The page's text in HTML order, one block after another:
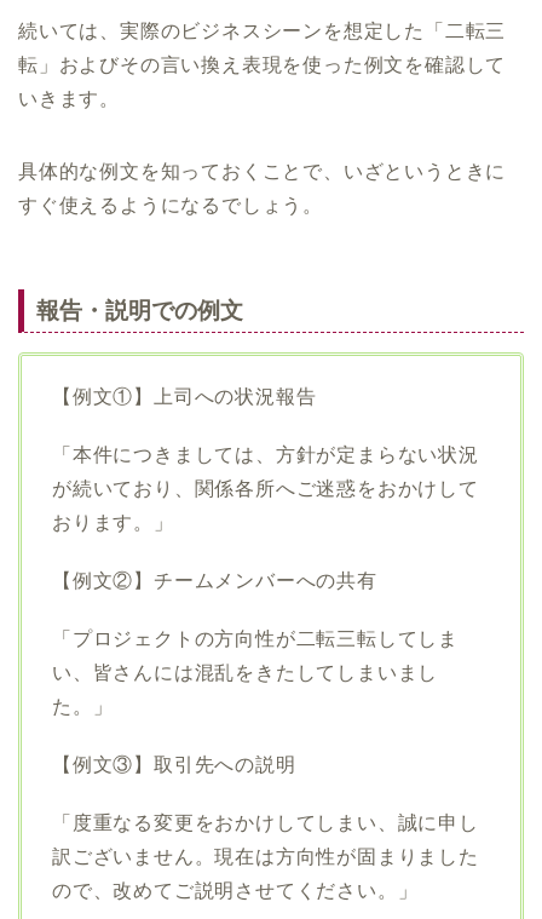
続いては、実際のビジネスシーンを想定した「二転三
転」およびその言い換え表現を使った例文を確認して
いきます。
具体的な例文を知っておくことで、いざというときに
すぐ使えるようになるでしょう。
報告・説明での例文
【例文①】上司への状況報告
「本件につきましては、方針が定まらない状況
が続いており、関係各所へご迷惑をおかけして
おります。」
【例文②】チームメンバーへの共有
「プロジェクトの方向性が二転三転してしま
い、皆さんには混乱をきたしてしまいまし
た。」
【例文③】取引先への説明
「度重なる変更をおかけしてしまい、誠に申し
訳ございません。現在は方向性が固まりました
ので、改めてご説明させてください。」